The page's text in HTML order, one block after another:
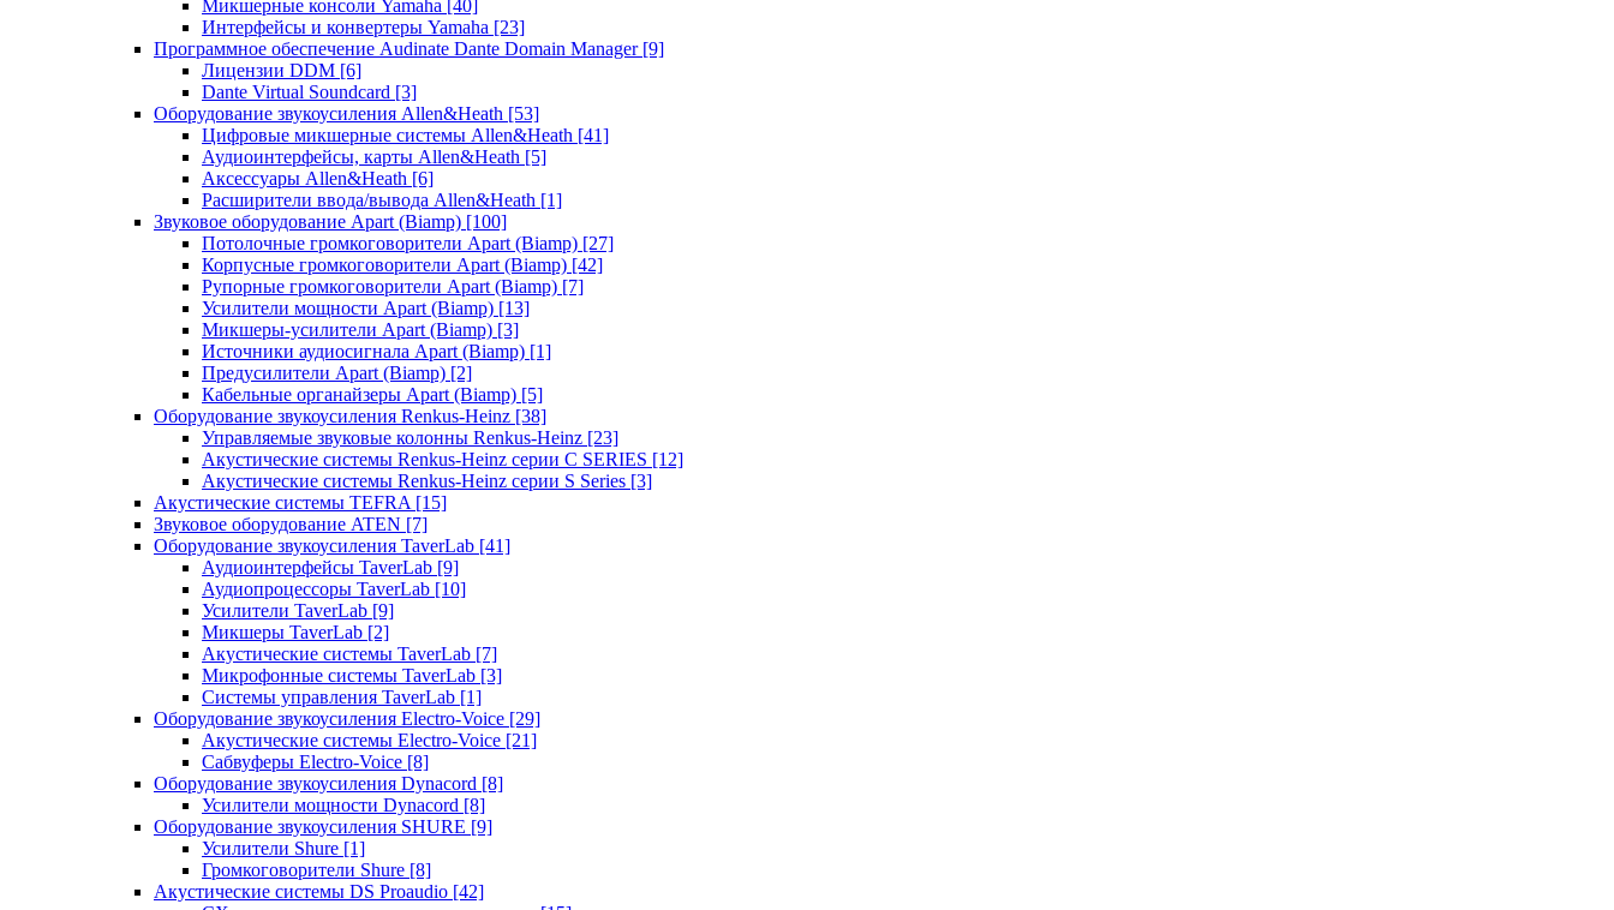
Микшерные консоли Yamaha [40]
Интерфейсы и конвертеры Yamaha [23]
Программное обеспечение Audinate Dante Domain Manager [9]
Лицензии DDM [6]
Dante Virtual Soundcard [3]
Оборудование звукоусиления Allen&Heath [53]
Цифровые микшерные системы Allen&Heath [41]
Аудиоинтерфейсы, карты Allen&Heath [5]
Аксессуары Allen&Heath [6]
Расширители ввода/вывода Allen&Heath [1]
Звуковое оборудование Apart (Biamp) [100]
Потолочные громкоговорители Apart (Biamp) [27]
Корпусные громкоговорители Apart (Biamp) [42]
Рупорные громкоговорители Apart (Biamp) [7]
Усилители мощности Apart (Biamp) [13]
Микшеры-усилители Apart (Biamp) [3]
Источники аудиосигнала Apart (Biamp) [1]
Предусилители Apart (Biamp) [2]
Кабельные органайзеры Apart (Biamp) [5]
Оборудование звукоусиления Renkus-Heinz [38]
Управляемые звуковые колонны Renkus-Heinz [23]
Акустические системы Renkus-Heinz серии C SERIES [12]
Акустические системы Renkus-Heinz серии S Series [3]
Акустические системы TEFRA [15]
Звуковое оборудование ATEN [7]
Оборудование звукоусиления TaverLab [41]
Аудиоинтерфейсы TaverLab [9]
Аудиопроцессоры TaverLab [10]
Усилители TaverLab [9]
Микшеры TaverLab [2]
Акустические системы TaverLab [7]
Микрофонные системы TaverLab [3]
Системы управления TaverLab [1]
Оборудование звукоусиления Electro-Voice [29]
Акустические системы Electro-Voice [21]
Сабвуферы Electro-Voice [8]
Оборудование звукоусиления Dynacord [8]
Усилители мощности Dynacord [8]
Оборудование звукоусиления SHURE [9]
Усилители Shure [1]
Громкоговорители Shure [8]
Акустические системы DS Proaudio [42]